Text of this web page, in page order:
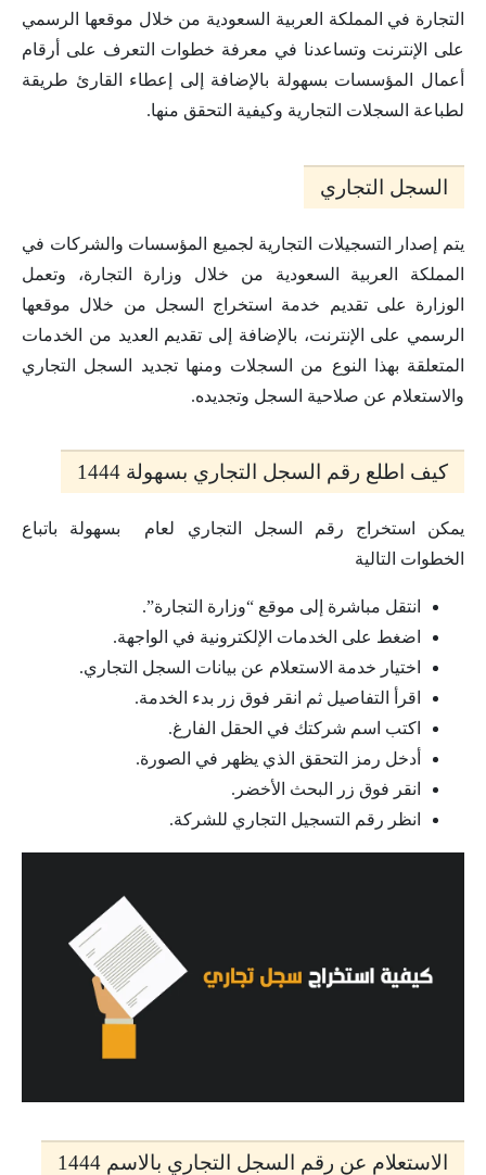
التجارة في المملكة العربية السعودية من خلال موقعها الرسمي
على الإنترنت وتساعدنا في معرفة خطوات التعرف على أرقام
أعمال المؤسسات بسهولة بالإضافة إلى إعطاء القارئ طريقة
لطباعة السجلات التجارية وكيفية التحقق منها.
السجل التجاري
يتم إصدار التسجيلات التجارية لجميع المؤسسات والشركات في
المملكة العربية السعودية من خلال وزارة التجارة، وتعمل
الوزارة على تقديم خدمة استخراج السجل من خلال موقعها
الرسمي على الإنترنت، بالإضافة إلى تقديم العديد من الخدمات
المتعلقة بهذا النوع من السجلات ومنها تجديد السجل التجاري
والاستعلام عن صلاحية السجل وتجديده.
كيف اطلع رقم السجل التجاري بسهولة 1444
يمكن استخراج رقم السجل التجاري لعام بسهولة باتباع
الخطوات التالية
انتقل مباشرة إلى موقع “وزارة التجارة”.
اضغط على الخدمات الإلكترونية في الواجهة.
اختيار خدمة الاستعلام عن بيانات السجل التجاري.
اقرأ التفاصيل ثم انقر فوق زر بدء الخدمة.
اكتب اسم شركتك في الحقل الفارغ.
أدخل رمز التحقق الذي يظهر في الصورة.
انقر فوق زر البحث الأخضر.
انظر رقم التسجيل التجاري للشركة.
الاستعلام عن رقم السجل التجاري بالاسم 1444